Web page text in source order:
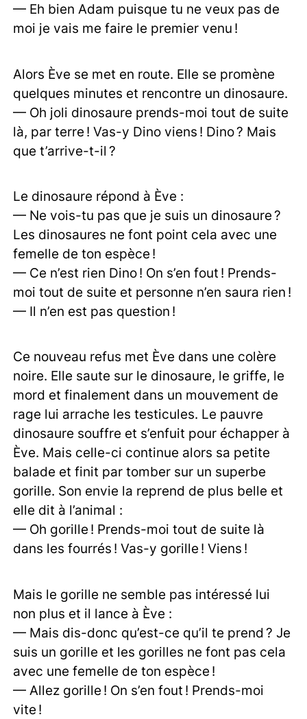
— Eh bien Adam puisque tu ne veux pas de
moi je vais me faire le premier venu !
Alors Ève se met en route. Elle se promène
quelques minutes et rencontre un dinosaure.
— Oh joli dinosaure prends-moi tout de suite
là, par terre ! Vas-y Dino viens ! Dino ? Mais
que t’arrive-t-il ?
Le dinosaure répond à Ève :
— Ne vois-tu pas que je suis un dinosaure ?
Les dinosaures ne font point cela avec une
femelle de ton espèce !
— Ce n’est rien Dino ! On s’en fout ! Prends-
moi tout de suite et personne n’en saura rien !
— Il n’en est pas question !
Ce nouveau refus met Ève dans une colère
noire. Elle saute sur le dinosaure, le griffe, le
mord et finalement dans un mouvement de
rage lui arrache les testicules. Le pauvre
dinosaure souffre et s’enfuit pour échapper à
Ève. Mais celle-ci continue alors sa petite
balade et finit par tomber sur un superbe
gorille. Son envie la reprend de plus belle et
elle dit à l’animal :
— Oh gorille ! Prends-moi tout de suite là
dans les fourrés ! Vas-y gorille ! Viens !
Mais le gorille ne semble pas intéressé lui
non plus et il lance à Ève :
— Mais dis-donc qu’est-ce qu’il te prend ? Je
suis un gorille et les gorilles ne font pas cela
avec une femelle de ton espèce !
— Allez gorille ! On s’en fout ! Prends-moi
vite !